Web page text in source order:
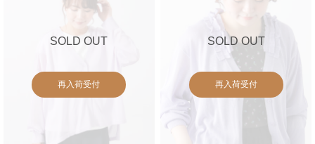
SOLD OUT
再入荷受付
SOLD OUT
再入荷受付